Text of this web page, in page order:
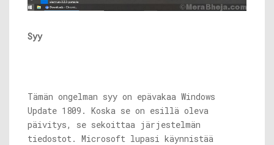
Syy
Tämän ongelman syy on epävakaa Windows
Update 1809. Koska se on esillä oleva
päivitys, se sekoittaa järjestelmän
tiedostot. Microsoft lupasi käynnistää